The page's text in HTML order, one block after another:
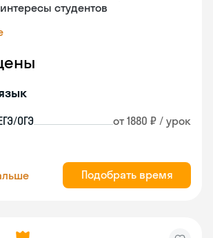
студентов
ОГЭ от 1880 ₽ / урок
Подобрать время